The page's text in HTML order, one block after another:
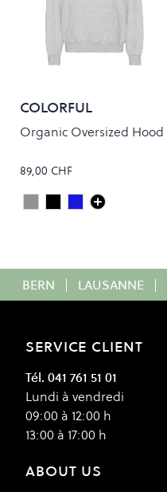
COLORFUL
STANDARD
Organic Oversized Hood
89,00 CHF
Colour
Heather Grey
Deep Black
Navy Blue
BERN | LAUSANNE |
SERVICE CLIENT
Tél. 041 761 51 01
Lundi à vendredi
09:00 à 12:00 h
13:00 à 17:00 h
ABOUT US